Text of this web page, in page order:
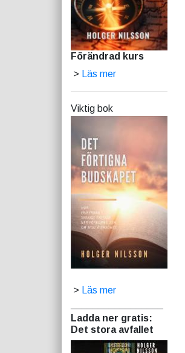
Förändrad kurs
> Läs mer
Viktig bok
> Läs mer
Ladda ner gratis:
Det stora avfallet